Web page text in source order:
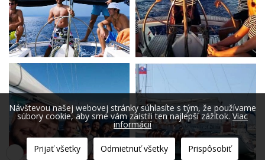
Návštevou našej webovej stránky súhlasíte s tým, že používame
súbory cookie, aby sme vám zaistili ten najlepší zážitok. Viac
informácií
Prijať všetky Odmietnuť všetky Prispôsobiť